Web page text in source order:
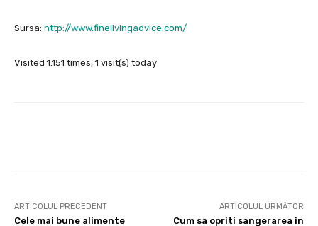
Sursa: http://www.finelivingadvice.com/
Visited 1.151 times, 1 visit(s) today
ARTICOLUL PRECEDENT
Cele mai bune alimente
ARTICOLUL URMĂTOR
Cum sa opriti sangerarea in